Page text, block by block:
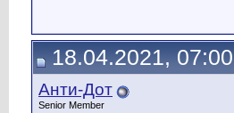
18.04.2021, 07:00
Анти-Дот
Senior Member